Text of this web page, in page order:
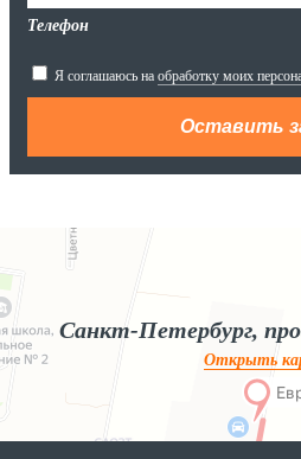
Телефон
Я соглашаюсь на обработку моих
Яндекс.Карты
Яндекс.Карты — поиск мест и адресов, городской
Санкт-Петербург,
Открыть